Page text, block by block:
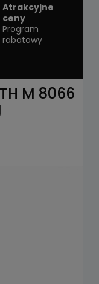
Atrakcyjne
ceny
Program
rabatowy
M 8066